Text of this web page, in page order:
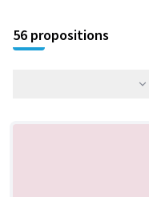
56 propositions